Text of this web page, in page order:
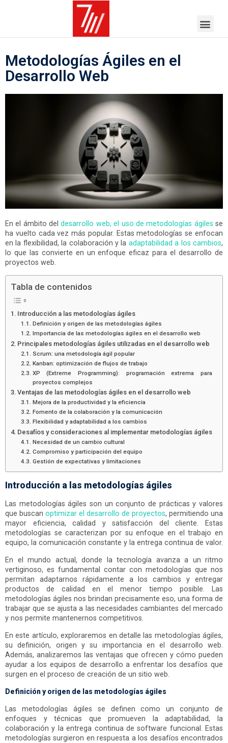
Metodologías Ágiles en el
Desarrollo Web
En el ámbito deldesarrollo web, el uso de metodologías ágiles se
ha vuelto cada vez más popular. Estas metodologías se enfocan
en la flexibilidad, la colaboración y la adaptabilidad a los cambios,
lo que las convierte en un enfoque eficaz para el desarrollo de
proyectos web.
Tabla de contenidos
Introducción a las metodologías ágiles
Definición y origen de las metodologías ágiles
Importancia de las metodologías ágiles en el desarrollo web
Principales metodologías ágiles utilizadas en el desarrollo web
Scrum: una metodología ágil popular
Kanban: optimización de flujos de trabajo
XP (Extreme Programming): programación extrema para
proyectos complejos
Ventajas de las metodologías ágiles en el desarrollo web
Mejora de la productividad y la eficiencia
Fomento de la colaboración y la comunicación
Flexibilidad y adaptabilidad a los cambios
Desafíos y consideraciones al implementar metodologías ágiles
Necesidad de un cambio cultural
Compromiso y participación del equipo
Gestión de expectativas y limitaciones
Introducción a las metodologías ágiles
Las metodologías ágiles son un conjunto de prácticas y valores
que buscan optimizar el desarrollo de proyectos, permitiendo una
mayor eficiencia, calidad y satisfacción del cliente. Estas
metodologías se caracterizan por su enfoque en el trabajo en
equipo, la comunicación constante y la entrega continua de valor.
En el mundo actual, donde la tecnología avanza a un ritmo
vertiginoso, es fundamental contar con metodologías que nos
permitan adaptarnos rápidamente a los cambios y entregar
productos de calidad en el menor tiempo posible. Las
metodologías ágiles nos brindan precisamente eso, una forma de
trabajar que se ajusta a las necesidades cambiantes del mercado
y nos permite mantenernos competitivos.
En este artículo, exploraremos en detalle las metodologías ágiles,
su definición, origen y su importancia en el desarrollo web.
Además, analizaremos las ventajas que ofrecen y cómo pueden
ayudar a los equipos de desarrollo a enfrentar los desafíos que
surgen en el proceso de creación de un sitio web.
Definición y origen de las metodologías ágiles
Las metodologías ágiles se definen como un conjunto de
enfoques y técnicas que promueven la adaptabilidad, la
colaboración y la entrega continua de software funcional. Estas
metodologías surgieron en respuesta a los desafíos encontrados